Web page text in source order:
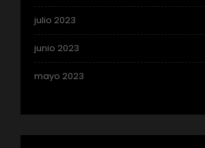
julio 2023
junio 2023
mayo 2023